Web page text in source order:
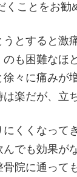
くことをお勧
とすると激
のも困難なほ
徐々に痛みが
は楽だが、立
にくくなって
でも効果が
院に通って